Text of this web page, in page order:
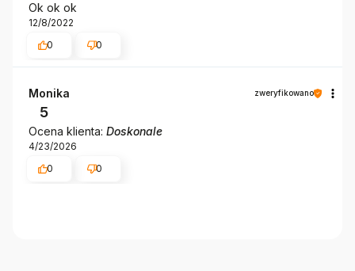
Ok ok ok
12/8/2022
0
0
Monika zweryfikowano
5
Ocena klienta: Doskonale
4/23/2026
0
0